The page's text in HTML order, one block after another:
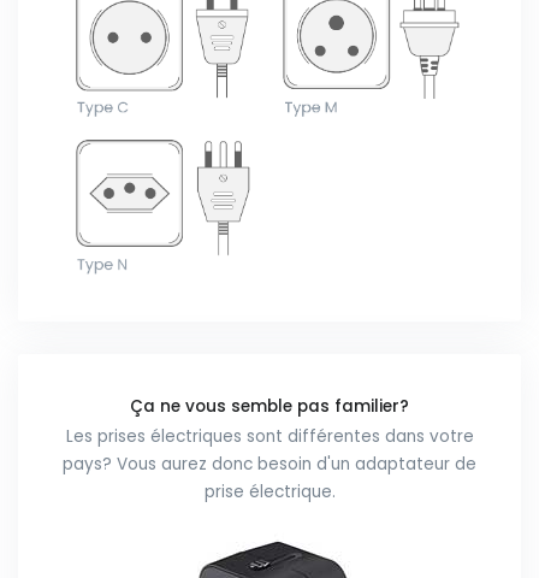
Ça ne vous semble pas familier?
Les prises électriques sont différentes dans votre
pays? Vous aurez donc besoin d'un adaptateur de
prise électrique.